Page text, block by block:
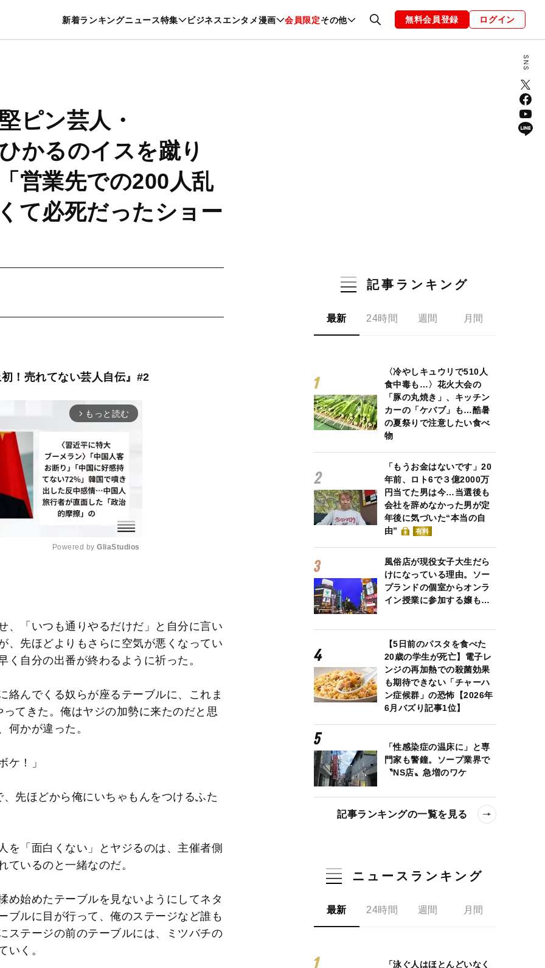
新着ランキングニュース特集 ビジネスエンタメ漫画 会員限定その他
暮らし スポーツ ヘルスケア 美容 グルメ ファッション 恋愛・結婚 編集部 お知らせ
無料会員登録 ログイン
ピン芸人・
かるのイスを蹴り
営業先での200人乱
て必死だったショー
！売れてない芸人自伝』#2
arrow_forward_ios もっと読む
e
Powered by GliaStudios
、「いつも通りやるだけだ」と自分に言い
、先ほどよりもさらに空気が悪くなってい
自分の出番が終わるように祈った。
絡んでくる奴らが座るテーブルに、これま
てきた。俺はヤジの加勢に来たのだと思
何かが違った。
ケ！」
先ほどから俺にいちゃもんをつけるふた
を「面白くない」とヤジるのは、主催者側
ているのと一緒なのだ。
め始めたテーブルを見ないようにしてネタ
ブルに目が行って、俺のステージなど誰も
ステージの前のテーブルには、ミツバチの
いく。
記事ランキング
最新 24時間 週間 月間
〈冷やしキュウリで510人
食中毒も…〉花火大会の
「豚の丸焼き」、キッチン
カーの「ケバブ」も…酷暑
の夏祭りで注意したい食べ
物
「もうお金はないです」20
年前、ロト6で３億2000万
円当てた男は今…当選後も
会社を辞めなかった男が定
年後に気づいた“本当の自
由”
有料
風俗店が現役女子大生だら
けになっている理由。ソー
プランドの個室からオンラ
イン授業に参加する嬢も…
【5日前のパスタを食べた
20歳の学生が死亡】電子レ
ンジの再加熱での殺菌効果
も期待できない「チャーハ
ン症候群」の恐怖【2026年
6月バズり記事1位】
「性感染症の温床に」と専
門家も警鐘。ソープ業界で
〝NS店〟急増のワケ
記事ランキングの一覧を見る
ニュースランキング
最新 24時間 週間 月間
「泳ぐ人はほとんどいなく